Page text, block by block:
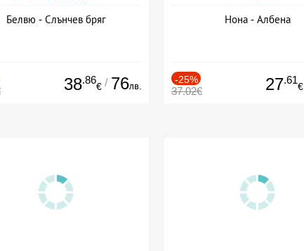
Белвю - Слънчев бряг
38.86
€ / 76лв.
Нона - Албена
-25%
37.02€ 27.61
€